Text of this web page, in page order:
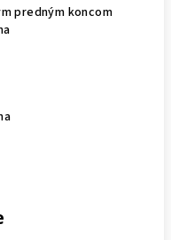
predným koncom